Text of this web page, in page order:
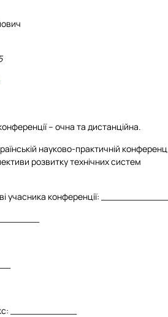
– очна та дистанційна.
науково-практичній
розвитку технічних систем
учасника конференції:
____________